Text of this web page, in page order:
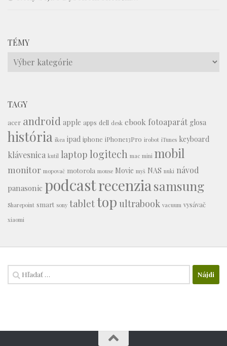
TÉMY
Témy
TAGY
acer android apple apps dell desk ebook fotoaparát glosa
história ikea ipad iphone iPhone13Pro irobot iTunes keyboard
klávesnica kutil laptop logitech mac mini mobil
monitor mopovač motorola mouse Movie myš NAS nuki návod
panasonic podcastrecenziasamsung
Sharepoint smart sony tablettop ultrabook vacuum vysávač
xiaomi
Hľadať: